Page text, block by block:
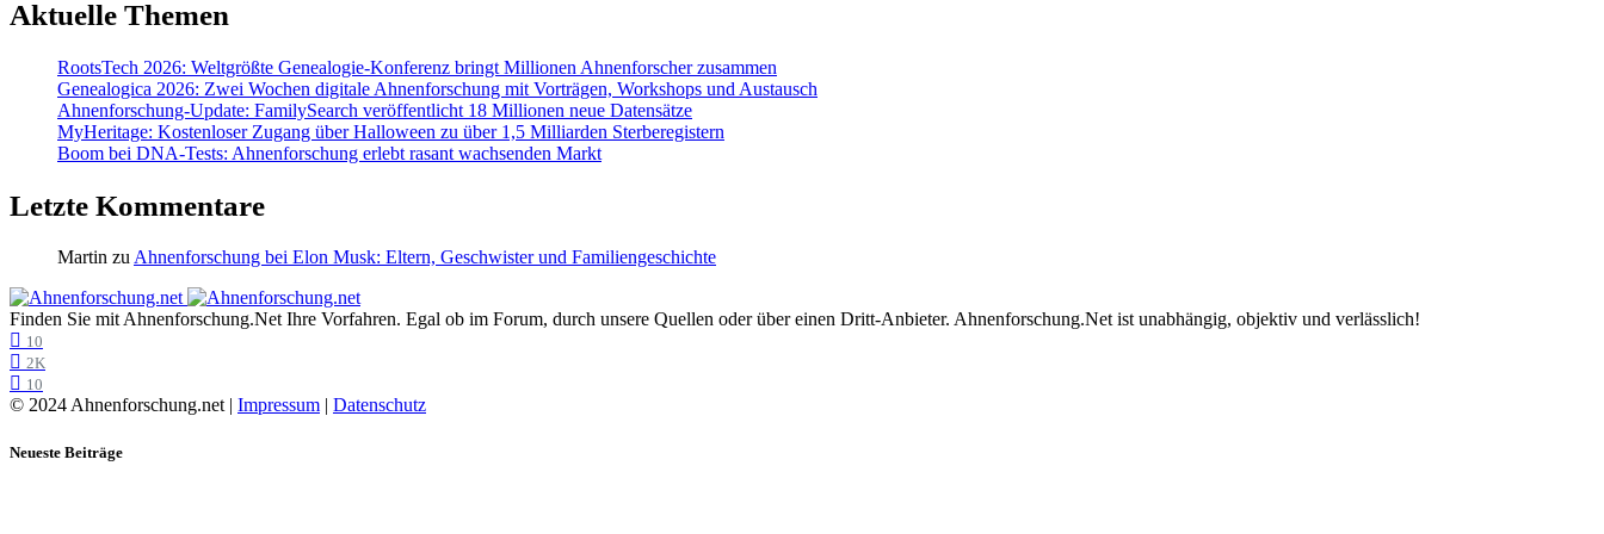
Aktuelle Themen
RootsTech 2026: Weltgrößte Genealogie-Konferenz bringt Millionen Ahnenforscher zusammen
Genealogica 2026: Zwei Wochen digitale Ahnenforschung mit Vorträgen, Workshops und Austausch
Ahnenforschung-Update: FamilySearch veröffentlicht 18 Millionen neue Datensätze
MyHeritage: Kostenloser Zugang über Halloween zu über 1,5 Milliarden Sterberegistern
Boom bei DNA-Tests: Ahnenforschung erlebt rasant wachsenden Markt
Letzte Kommentare
Martin zu Ahnenforschung bei Elon Musk: Eltern, Geschwister und Familiengeschichte
Finden Sie mit Ahnenforschung.Net Ihre Vorfahren. Egal ob im Forum, durch unsere Quellen oder über einen Dritt-Anbieter. Ahnenforschung.Net ist unabhängig, objektiv und verlässlich!
10
2K
10
© 2024 Ahnenforschung.net | Impressum | Datenschutz
Neueste Beiträge